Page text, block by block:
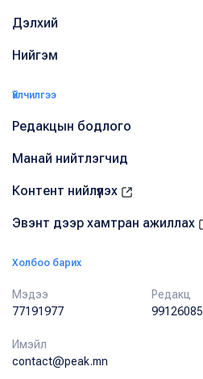
Дэлхий
Нийгэм
Үйлчилгээ
Редакцын бодлого
Манай нийтлэгчид
Контент нийлүүлэх
Эвэнт дээр хамтран ажиллах
Холбоо барих
Мэдээ
77191977
Редакц
99126085
Имэйл
contact@peak.mn